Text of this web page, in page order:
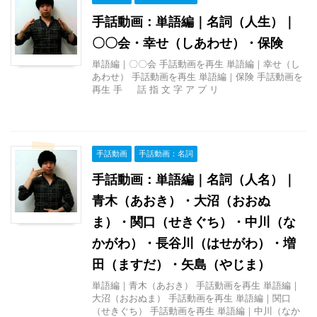
手話動画：単語編｜名詞（人生）｜
〇〇会・幸せ（しあわせ）・保険
単語編｜〇〇会 手話動画を再生 単語編｜幸せ（し
あわせ） 手話動画を再生 単語編｜保険 手話動画を
再生 手 話 指 文 字 ア プ リ
手話動画 手話動画：名詞
手話動画：単語編｜名詞（人名）｜
青木（あおき）・大沼（おおぬ
ま）・関口（せきぐち）・中川（な
かがわ）・長谷川（はせがわ）・増
田（ますだ）・矢島（やじま）
単語編｜青木（あおき） 手話動画を再生 単語編｜
大沼（おおぬま） 手話動画を再生 単語編｜関口
（せきぐち） 手話動画を再生 単語編｜中川（なか